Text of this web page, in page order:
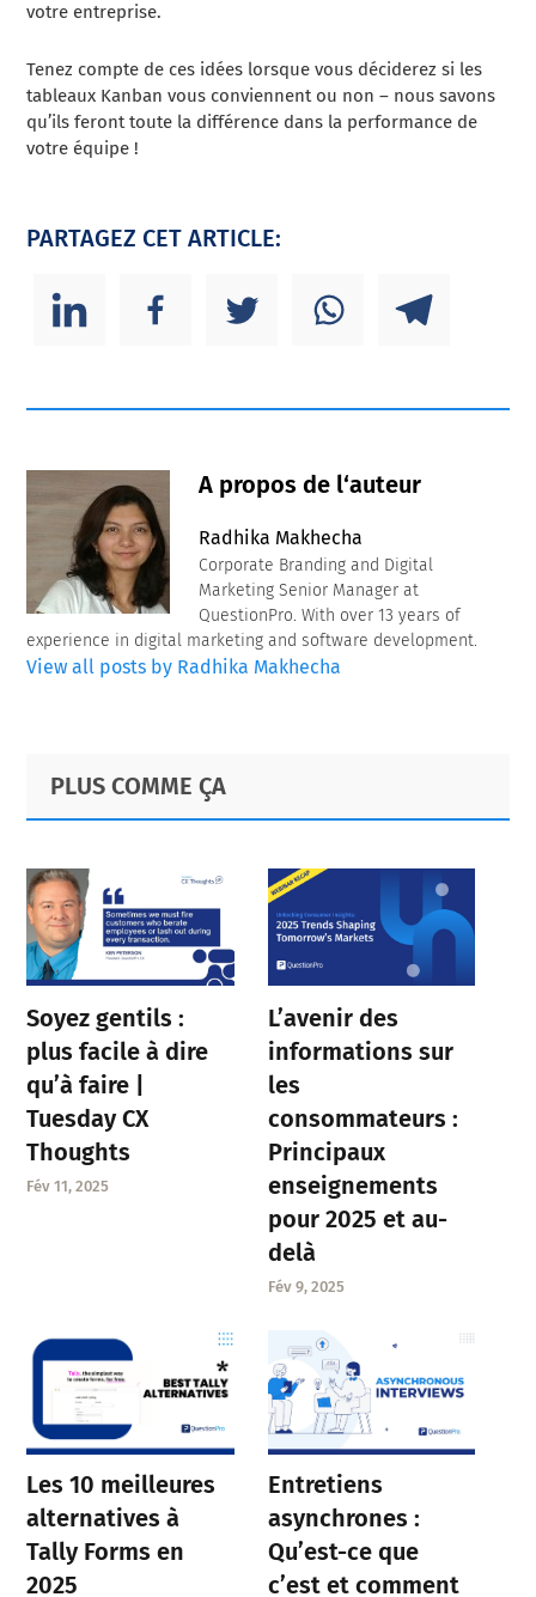
votre entreprise.
Tenez compte de ces idées lorsque vous déciderez si les
tableaux Kanban vous conviennent ou non – nous savons
qu’ils feront toute la différence dans la performance de
votre équipe !
PARTAGEZ CET ARTICLE:
A propos de l‘auteur
Radhika Makhecha
Corporate Branding and Digital
Marketing Senior Manager at
QuestionPro. With over 13 years of
experience in digital marketing and software development.
View all posts by Radhika Makhecha
Primary
Sidebar
Footer
PLUS COMME ÇA
Soyez gentils :
plus facile à dire
qu’à faire |
Tuesday CX
Thoughts
Fév 11, 2025
L’avenir des
informations sur
les
consommateurs :
Principaux
enseignements
pour 2025 et au-
delà
Fév 9, 2025
Les 10 meilleures
alternatives à
Tally Forms en
2025
Entretiens
asynchrones :
Qu’est-ce que
c’est et comment